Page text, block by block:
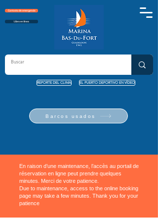
Contacto de emergencia
Libro en línea
REPORTE DEL CLIMA EL PUERTO DEPORTIVO EN VÍDEO
Barcos usados
En raison d’une maintenance, l’accès au portail de
réservation en ligne peut prendre quelques
minutes. Merci de votre patience.
Due to maintenance, access to the online booking
page may take a few minutes. Thank you for your
patience